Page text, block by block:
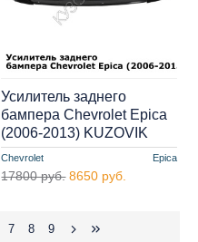
Chevrolet Epica
Усилитель заднего
бампера Chevrolet Epica
(2006-2013) KUZOVIK
17800 руб. 8650 руб.
7 8
9